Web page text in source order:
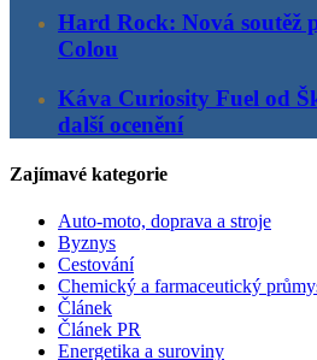
Hard Rock: Nová soutěž
Colou
Káva Curiosity Fuel od
další ocenění
Zajímavé kategorie
Auto-moto, doprava a stroje
Byznys
Cestování
Chemický a farmaceutický
Článek
Článek PR
Energetika a suroviny